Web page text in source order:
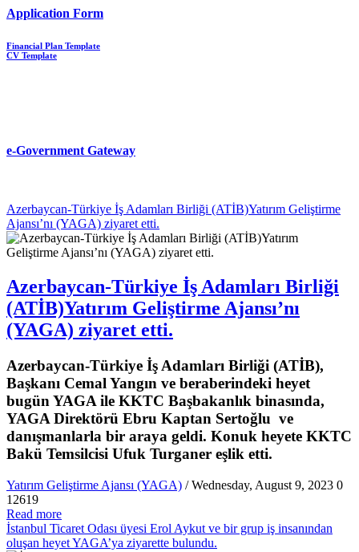
Application Form
Financial Plan Template
CV Template
e-Government Gateway
Azerbaycan-Türkiye İş Adamları Birliği (ATİB)Yatırım Geliştirme
Ajansı’nı (YAGA) ziyaret etti.
Azerbaycan-Türkiye İş Adamları Birliği
(ATİB)Yatırım Geliştirme Ajansı’nı
(YAGA) ziyaret etti.
Azerbaycan-Türkiye İş Adamları Birliği (ATİB),
Başkanı Cemal Yangın ve beraberindeki heyet
bugün YAGA ile KKTC Başbakanlık binasında,
YAGA Direktörü Ebru Kaptan Sertoğlu ve
danışmanlarla bir araya geldi. Konuk heyete KKTC
Bakü Temsilcisi Ufuk Turganer eşlik etti.
Yatırım Geliştirme Ajansı (YAGA) / Wednesday, August 9, 2023 0
12619
Read more
İstanbul Ticaret Odası üyesi Erol Aykut ve bir grup iş insanından
oluşan heyet YAGA’ya ziyarette bulundu.